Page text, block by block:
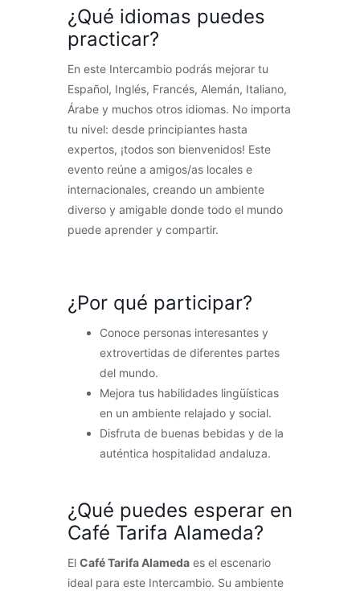
¿Qué idiomas puedes
practicar?
En este Intercambio podrás mejorar tu
Español, Inglés, Francés, Alemán, Italiano,
Árabe y muchos otros idiomas. No importa
tu nivel: desde principiantes hasta
expertos, ¡todos son bienvenidos! Este
evento reúne a amigos/as locales e
internacionales, creando un ambiente
diverso y amigable donde todo el mundo
puede aprender y compartir.
¿Por qué participar?
Conoce personas interesantes y
extrovertidas de diferentes partes
del mundo.
Mejora tus habilidades lingüísticas
en un ambiente relajado y social.
Disfruta de buenas bebidas y de la
auténtica hospitalidad andaluza.
¿Qué puedes esperar en
Café Tarifa Alameda?
El Café Tarifa Alameda es el escenario
ideal para este Intercambio. Su ambiente